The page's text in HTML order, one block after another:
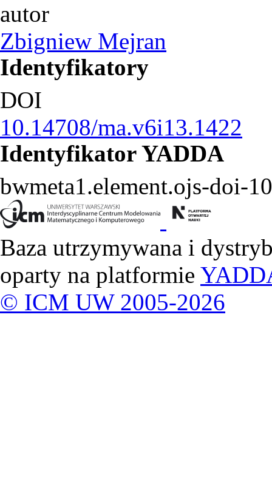
autor
Zbigniew Mejran
Identyfikatory
DOI
10.14708/ma.v6i13.1422
Identyfikator YADDA
bwmeta1.element.ojs-doi-
Baza utrzymywana i
oparty na platformie
© ICM UW 2005-2026